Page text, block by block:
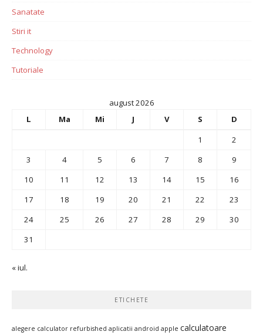
Sanatate
Stiri it
Technology
Tutoriale
august 2026
L
Ma Mi J V S
D
1
2
3
4 5 6 7 8
9
10
11 12 13 14 15
16
17
18 19 20 21 22
23
24
25 26 27 28 29
30
31
« iul.
ETICHETE
alegere calculator refurbished aplicatii android apple calculatoare